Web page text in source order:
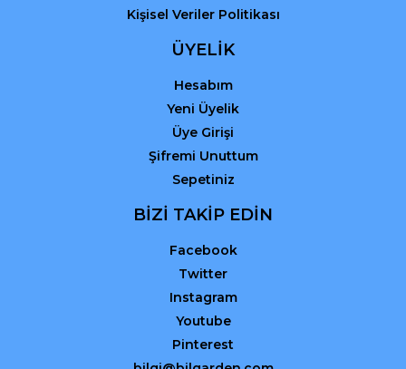
Kişisel Veriler Politikası
ÜYELİK
Hesabım
Yeni Üyelik
Üye Girişi
Şifremi Unuttum
Sepetiniz
BİZİ TAKİP EDİN
Facebook
Twitter
Instagram
Youtube
Pinterest